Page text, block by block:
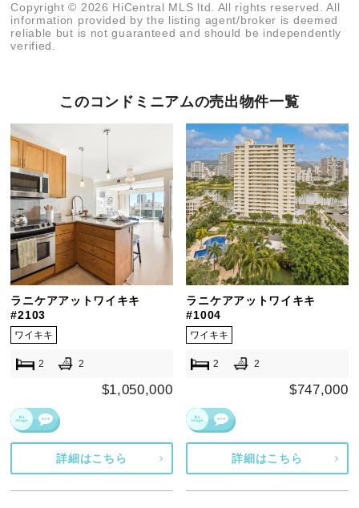
Copyright © 2026 HiCentral MLS ltd. All rights reserved. All
information provided by the listing agent/broker is deemed
reliable but is not guaranteed and should be independently
verified.
このコンドミニアムの売出物件一覧
ラニケアアットワイキキ
#2103
ワイキキ
2 2
$1,050,000
詳細はこちら
ラニケアアットワイキキ
#1004
ワイキキ
2 2
$747,000
詳細はこちら